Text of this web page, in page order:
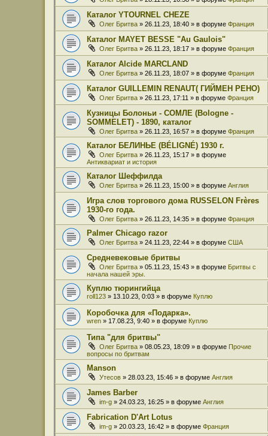
Каталог YTOURNEL CHEZE
Олег Бритва » 26.11.23, 18:40 » в форуме Франция
Каталог MAYET BESSE "Au Gaulois"
Олег Бритва » 26.11.23, 18:17 » в форуме Франция
Каталог Alcide MARCLAND
Олег Бритва » 26.11.23, 18:07 » в форуме Франция
Каталог GUILLEMIN RENAUT( ГИЙМЕН РЕНО)
Олег Бритва » 26.11.23, 17:11 » в форуме Франция
Кузницы Болоньи - СОМЛЕ (Bologne -
SOMMELET) - 1890, каталог
Олег Бритва » 26.11.23, 16:57 » в форуме Франция
Каталог БЕЛИНЬЕ (BÉLIGNÉ) 1930 г.
Олег Бритва » 26.11.23, 15:17 » в форуме
Антиквариат и история
Каталог Шеффилда
Олег Бритва » 26.11.23, 15:00 » в форуме Англия
Игра слов торгового дома RUSSELON Frères
1930-го года.
Олег Бритва » 26.11.23, 14:35 » в форуме Франция
Palmer Chicago razor
Олег Бритва » 24.11.23, 22:44 » в форуме США
Средневековые бритвы
Олег Бритва » 05.11.23, 15:43 » в форуме Бритвы с
начала нашей эры.
Куплю тюрингийца
roll123 » 13.10.23, 0:03 » в форуме Куплю
Коробочка для «Подарка».
wren » 17.08.23, 9:40 » в форуме Куплю
Типа "для бритвы"
Олег Бритва » 08.05.23, 18:09 » в форуме Прочие
вопросы по бритвам
Manson
Утесов » 28.03.23, 15:46 » в форуме Англия
James Barber
im-g » 24.03.23, 16:25 » в форуме Англия
Fabrication D'Art Lotus
im-g » 20.03.23, 16:42 » в форуме Франция